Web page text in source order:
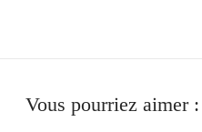
Vous pourriez aimer :